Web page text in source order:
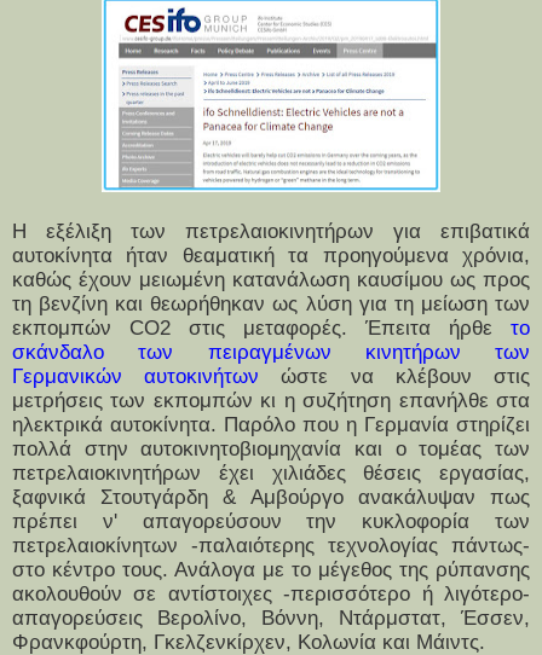
Η εξέλιξη των πετρελαιοκινητήρων για επιβατικά
αυτοκίνητα ήταν θεαματική τα προηγούμενα χρόνια,
καθώς έχουν μειωμένη κατανάλωση καυσίμου ως προς
τη βενζίνη και θεωρήθηκαν ως λύση για τη μείωση των
εκπομπών CO2 στις μεταφορές. Έπειτα ήρθε το
σκάνδαλο των πειραγμένων κινητήρων των
Γερμανικών αυτοκινήτων ώστε να κλέβουν στις
μετρήσεις των εκπομπών κι η συζήτηση επανήλθε στα
ηλεκτρικά αυτοκίνητα. Παρόλο που η Γερμανία στηρίζει
πολλά στην αυτοκινητοβιομηχανία και ο τομέας των
πετρελαιοκινητήρων έχει χιλιάδες θέσεις εργασίας,
ξαφνικά Στουτγάρδη & Αμβούργο ανακάλυψαν πως
πρέπει ν' απαγορεύσουν την κυκλοφορία των
πετρελαιοκίνητων -παλαιότερης τεχνολογίας πάντως-
στο κέντρο τους. Ανάλογα με το μέγεθος της ρύπανσης
ακολουθούν σε αντίστοιχες -περισσότερο ή λιγότερο-
απαγορεύσεις Βερολίνο, Βόννη, Ντάρμστατ, Έσσεν,
Φρανκφούρτη, Γκελζενκίρχεν, Κολωνία και Μάιντς.